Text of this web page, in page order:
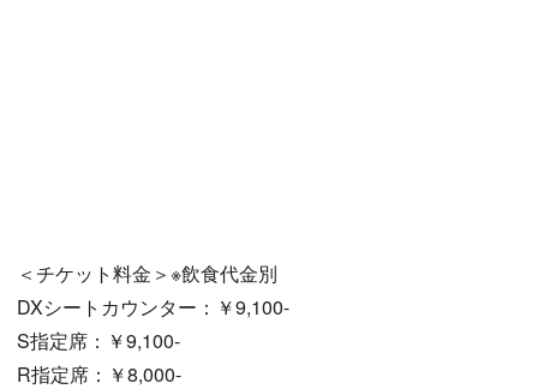
＜チケット料金＞※飲食代金別
DXシートカウンター：￥9,100-
S指定席：￥9,100-
R指定席：￥8,000-